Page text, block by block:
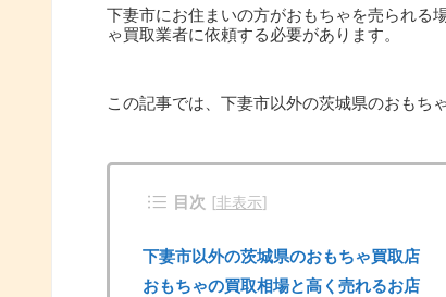
下妻市にお住まいの方がおもちゃを売られる
ゃ買取業者に依頼する必要があります。
この記事では、下妻市以外の茨城県のおもち
目次 [非表示]
下妻市以外の茨城県のおもちゃ買取店
おもちゃの買取相場と高く売れるお店